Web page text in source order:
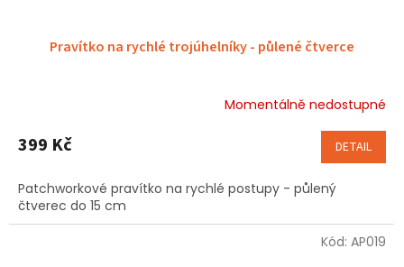
Pravítko na rychlé trojúhelníky - půlené čtverce
Momentálně nedostupné
399 Kč DETAIL
Patchworkové pravítko na rychlé postupy - půlený
čtverec do 15 cm
Kód: AP019